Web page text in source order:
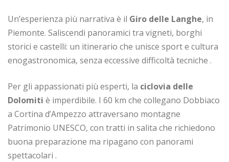
Un’esperienza più narrativa è il Giro delle Langhe, in
Piemonte. Saliscendi panoramici tra vigneti, borghi
storici e castelli: un itinerario che unisce sport e cultura
enogastronomica, senza eccessive difficoltà tecniche .
Per gli appassionati più esperti, la ciclovia delle
Dolomiti è imperdibile. I 60 km che collegano Dobbiaco
a Cortina d’Ampezzo attraversano montagne
Patrimonio UNESCO, con tratti in salita che richiedono
buona preparazione ma ripagano con panorami
spettacolari .